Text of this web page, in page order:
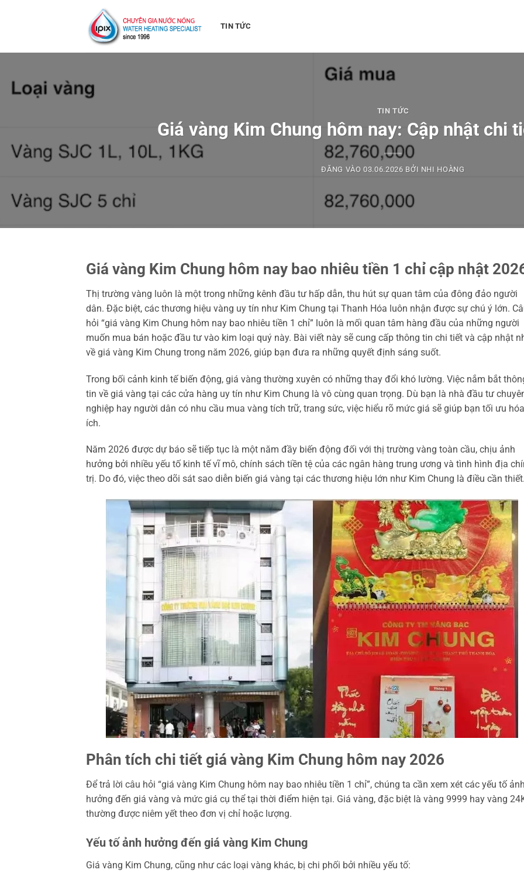
dung
TIN TỨC
TIN TỨC
Giá vàng Kim Chung hôm nay: Cập nhật chi
ĐĂNG VÀO03.06.2026 BỞI NHI HOÀNG
Giá vàng Kim Chung hôm nay bao nhiêu tiền 1 chỉ cập nhật
Thị trường vàng luôn là một trong những kênh đầu tư hấp dẫn, thu hút sự quan tâm của đông đảo người
dân. Đặc biệt, các thương hiệu vàng uy tín như Kim Chung tại Thanh Hóa luôn nhận được sự chú ý lớn.
hỏi “giá vàng Kim Chung hôm nay bao nhiêu tiền 1 chỉ” luôn là mối quan tâm hàng đầu của những người
muốn mua bán hoặc đầu tư vào kim loại quý này. Bài viết này sẽ cung cấp thông tin chi tiết và cập nhật
về giá vàng Kim Chung trong năm 2026, giúp bạn đưa ra những quyết định sáng suốt.
Trong bối cảnh kinh tế biến động, giá vàng thường xuyên có những thay đổi khó lường. Việc nắm bắt
tin về giá vàng tại các cửa hàng uy tín như Kim Chung là vô cùng quan trọng. Dù bạn là nhà đầu tư
nghiệp hay người dân có nhu cầu mua vàng tích trữ, trang sức, việc hiểu rõ mức giá sẽ giúp bạn tối ưu
ích.
Năm 2026 được dự báo sẽ tiếp tục là một năm đầy biến động đối với thị trường vàng toàn cầu, chịu ảnh
hưởng bởi nhiều yếu tố kinh tế vĩ mô, chính sách tiền tệ của các ngân hàng trung ương và tình hình địa
trị. Do đó, việc theo dõi sát sao diễn biến giá vàng tại các thương hiệu lớn như Kim Chung là điều cần thiết.
Phân tích chi tiết giá vàng Kim Chung hôm nay 2026
Để trả lời câu hỏi “giá vàng Kim Chung hôm nay bao nhiêu tiền 1 chỉ”, chúng ta cần xem xét các yếu tố ảnh
hưởng đến giá vàng và mức giá cụ thể tại thời điểm hiện tại. Giá vàng, đặc biệt là vàng 9999 hay vàng
thường được niêm yết theo đơn vị chỉ hoặc lượng.
Yếu tố ảnh hưởng đến giá vàng Kim Chung
Giá vàng Kim Chung, cũng như các loại vàng khác, bị chi phối bởi nhiều yếu tố: